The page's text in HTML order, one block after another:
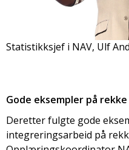
Statistikksjef i NAV, Ulf
Gode ​​eksempler på
Deretter fulgte gode
integreringsarbeid på